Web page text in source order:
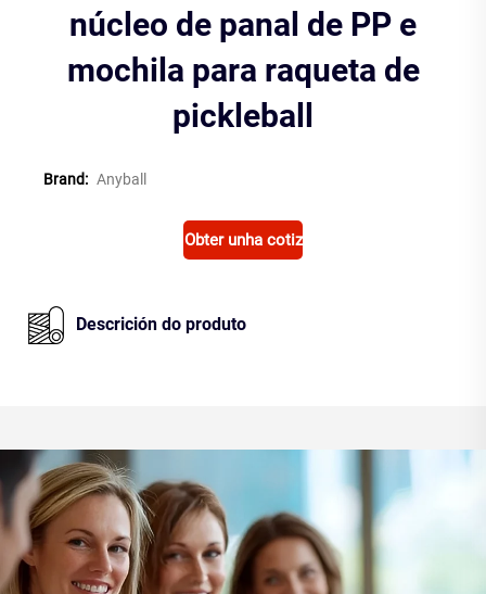
núcleo de panal de PP e
mochila para raqueta de
pickleball
Brand: Anyball
Obter unha cotización
Descrición do produto